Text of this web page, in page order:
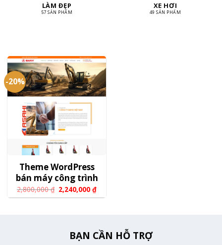
LÀM ĐẸP
57 SẢN PHẨM
XE HƠI
49 SẢN PHẨM
-20%
Theme WordPress
bán máy công trình
2,800,000₫ 2,240,000₫
BẠN CẦN HỖ TRỢ